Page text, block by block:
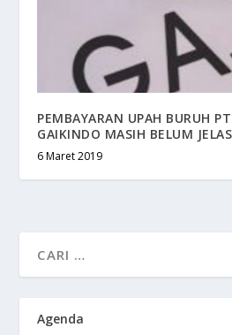
PEMBAYARAN UPAH BURUH
GAIKINDO MASIH BELUM JELAS
6 Maret 2019
Agenda